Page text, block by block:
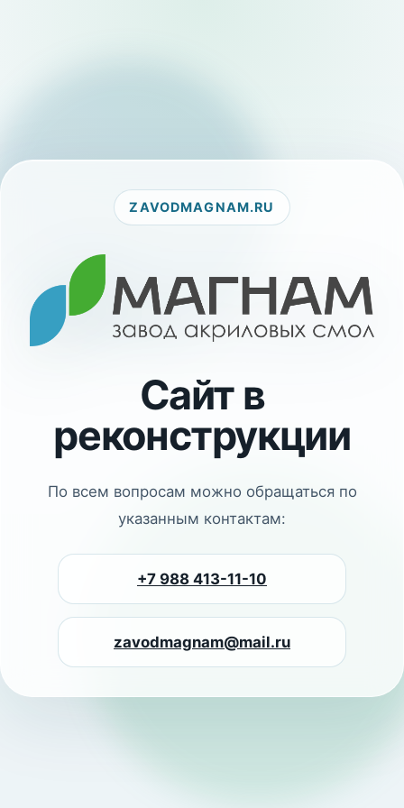
ZAVODMAGNAM.RU
Сайт в
реконструкции
По всем вопросам можно обращаться по
указанным контактам:
+7 988 413-11-10
zavodmagnam@mail.ru